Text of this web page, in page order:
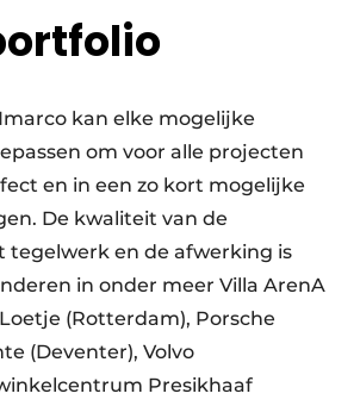
kan elke mogelijke
om voor alle projecten
en in een zo kort mogelijke
De kwaliteit van de
tegelwerk en de afwerking is
in onder meer Villa ArenA
(Rotterdam), Porsche
(Deventer), Volvo
Presikhaaf